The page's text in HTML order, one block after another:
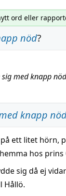
ord eller
nöd?
med knapp
knapp
ett litet hörn,
hos prins
sig då ej
Hållö.